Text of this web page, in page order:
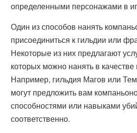
определенными персонажами в
Один из способов нанять
присоединиться к гильдии или
Некоторые из них предлагают
которых можно нанять в
Например, гильдия Магов или
могут предложить вам
способностями или навыками
соответственно.